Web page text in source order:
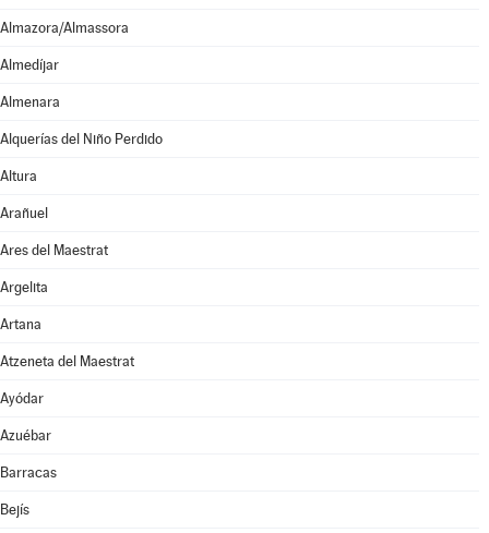
Almazora/Almassora
Almedíjar
Almenara
Alquerías del Niño Perdido
Altura
Arañuel
Ares del Maestrat
Argelita
Artana
Atzeneta del Maestrat
Ayódar
Azuébar
Barracas
Bejís